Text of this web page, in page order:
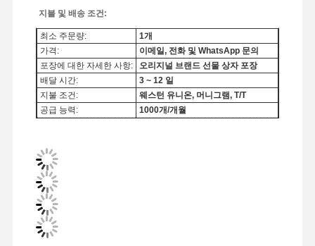
지불 및 배송 조건:
최소 주문량:
1개
가격:
이메일, 전화 및 WhatsApp 문의
포장에 대한 자세한 사항:
오리지널 브랜드 선물 상자 포장
배달 시간:
3 ~ 12 일
지불 조건:
웨스턴 유니온, 머니그램, T/T
공급 능력:
1000개/개월